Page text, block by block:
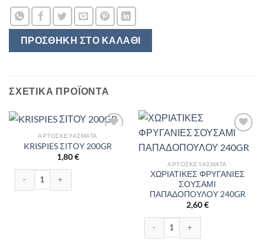
ΠΡΟΣΘΉΚΗ ΣΤΟ ΚΑΛΆΘΙ
ΣΧΕΤΙΚΆ ΠΡΟΪΌΝΤΑ
ΑΡΤΟΣΚΕΥΆΣΜΑΤΑ
KRISPIES ΣΙΤΟΥ 200GR
1,80€
ΑΡΤΟΣΚΕΥΆΣΜΑΤΑ
ΧΩΡΙΑΤΙΚΕΣ ΦΡΥΓΑΝΙΕΣ
ΣΟΥΣΑΜΙ
ΠΑΠΑΔΟΠΟΥΛΟΥ 240GR
2,60€